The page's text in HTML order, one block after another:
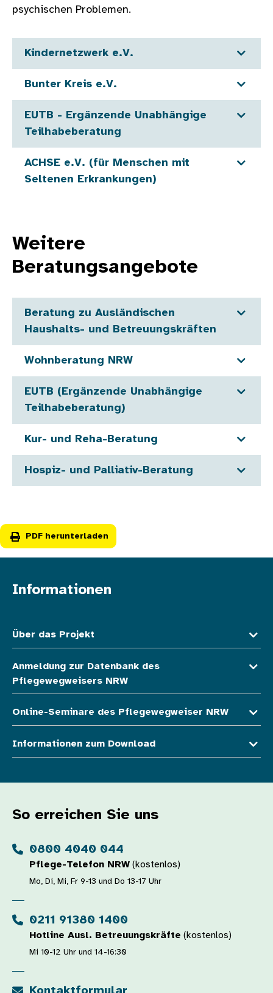
psychischen Problemen.
Kindernetzwerk e.V.
Bunter Kreis e.V.
EUTB - Ergänzende Unabhängige
Teilhabeberatung
ACHSE e.V. (für Menschen mit
Seltenen Erkrankungen)
Weitere
Beratungsangebote
Beratung zu Ausländischen
Haushalts- und Betreuungskräften
Wohnberatung NRW
EUTB (Ergänzende Unabhängige
Teilhabeberatung)
Kur- und Reha-Beratung
Hospiz- und Palliativ-Beratung
PDF herunterladen
Informationen
Über das Projekt
Anmeldung zur Datenbank des
Pflegewegweisers NRW
Online-Seminare des Pflegewegweiser NRW
Informationen zum Download
So erreichen Sie uns
0800 4040 044
Pflege-Telefon NRW (kostenlos)
Mo, Di, Mi, Fr 9-13 und Do 13-17 Uhr
0211 91380 1400
Hotline Ausl. Betreuungskräfte (kostenlos)
Mi 10-12 Uhr und 14-16:30